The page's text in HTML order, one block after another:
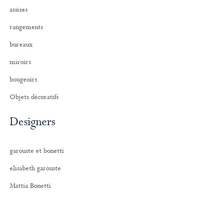
assises
rangements
bureaux
miroirs
bougeoirs
Objets décoratifs
Designers
garouste et bonetti
elisabeth garouste
Mattia Bonetti